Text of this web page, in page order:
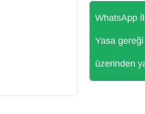
WhatsApp
Yasa
üzerinden